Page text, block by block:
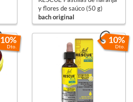
y flores de saúco (50 g)
bach original
10%
Dto.
10%
Dto.